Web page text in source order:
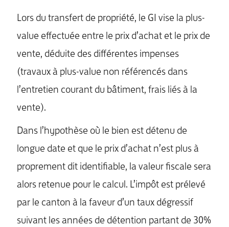
Lors du transfert de propriété, le GI vise la plus-
value effectuée entre le prix d’achat et le prix de
vente, déduite des différentes impenses
(travaux à plus-value non référencés dans
l’entretien courant du bâtiment, frais liés à la
vente).
Dans l’hypothèse où le bien est détenu de
longue date et que le prix d’achat n’est plus à
proprement dit identifiable, la valeur fiscale sera
alors retenue pour le calcul. L’impôt est prélevé
par le canton à la faveur d’un taux dégressif
suivant les années de détention partant de 30%